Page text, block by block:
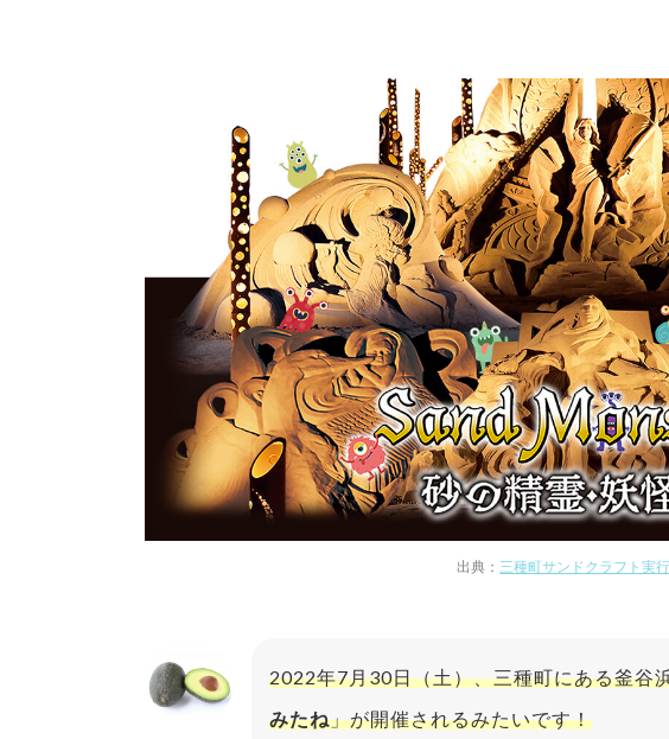
出典： 三種町サンドクラフト実
2022年7月30日（土）、三種町にある釜谷
みたね」が開催されるみたいです！